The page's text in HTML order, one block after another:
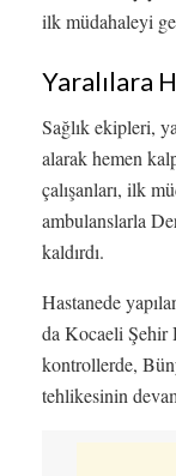
ilk müdahaleyi
Yaralılara
Sağlık ekipleri,
alarak hemen
çalışanları, ilk
ambulanslarla
kaldırdı.
Hastanede
da Kocaeli Şehir
kontrollerde,
tehlikesinin